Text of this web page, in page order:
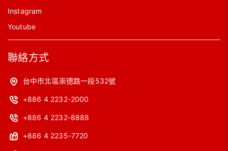
Instagram
Youtube
聯絡方式
台中市北區崇德路一段532號
+886 4 2232-2000
+886 4 2232-8888
+886 4 2235-7720